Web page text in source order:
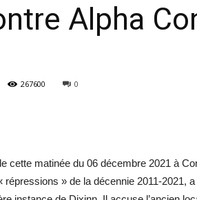
Alpha
267600 0
cette matinée du 06 décembre 2021 à
» de la décennie 2011-2021,